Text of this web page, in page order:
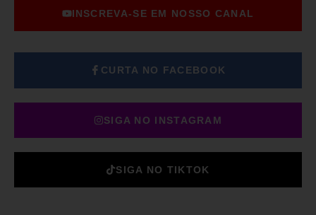
INSCREVA-SE EM NOSSO CANAL
CURTA NO FACEBOOK
SIGA NO INSTAGRAM
SIGA NO TIKTOK